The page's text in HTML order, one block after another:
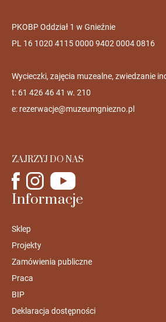
PKOBP Oddział 1 w Gnieźnie
PL 16 1020 4115 0000 9402 0004 0816
Wycieczki, zajęcia muzealne, zwiedzanie
t: 61 426 46 41 w. 210
e: rezerwacje@muzeumgniezno.pl
ZAJRZYJ DO NAS
Informacje
Sklep
Projekty
Zamówienia publiczne
Praca
BIP
Deklaracja dostępności